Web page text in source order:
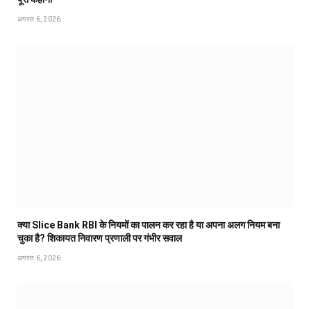
अगस्त 6, 2026
क्या Slice Bank RBI के नियमों का पालन कर रहा है या अपना अलग नियम बना
चुका है? शिकायत निवारण प्रणाली पर गंभीर सवाल
अगस्त 6, 2026